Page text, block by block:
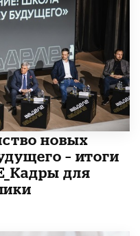
новых
– итоги
для